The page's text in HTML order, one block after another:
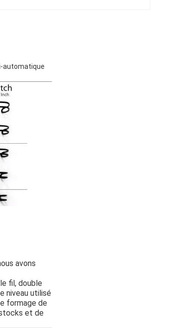
automatique
avons
fil, double
niveau utilisé
formage de
et de